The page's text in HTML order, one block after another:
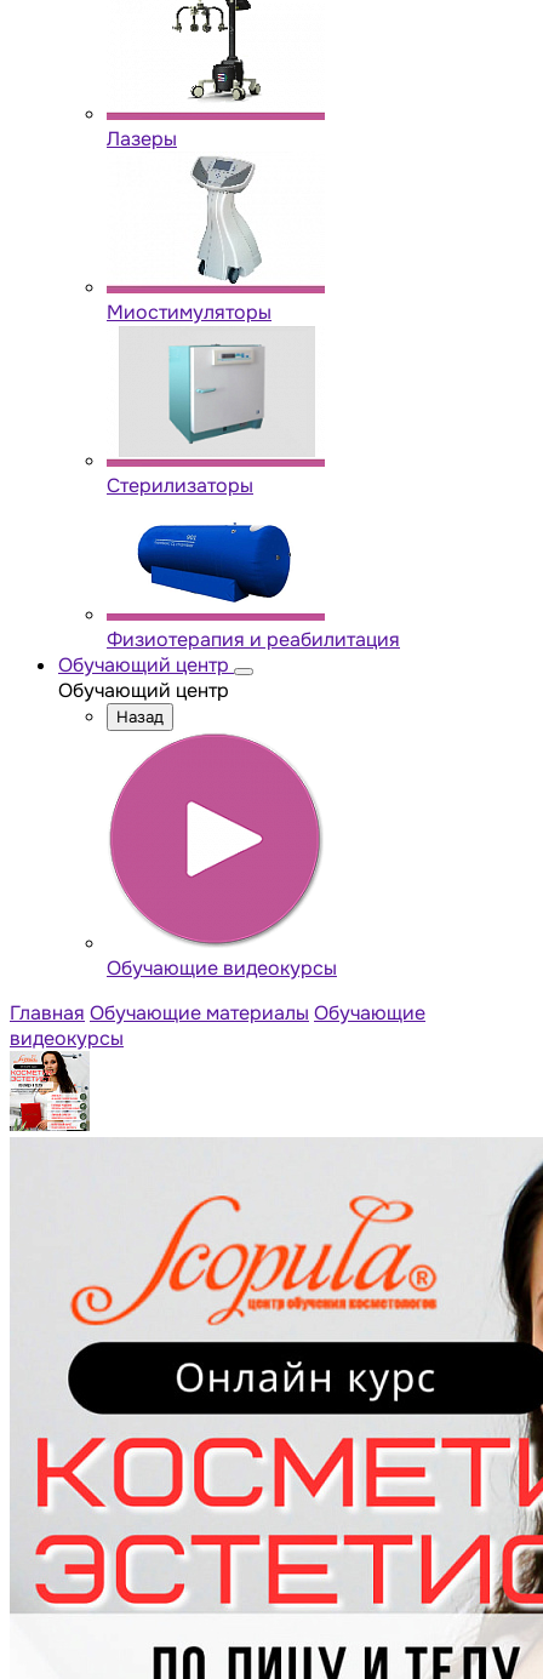
Лазеры
Миостимуляторы
Стерилизаторы
Физиотерапия и реабилитация
Обучающий центр
Обучающий центр
Назад
Обучающие видеокурсы
Главная Обучающие материалы Обучающие
видеокурсы